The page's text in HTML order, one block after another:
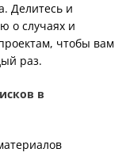
Делитесь и
о случаях и
чтобы вам
раз.
в